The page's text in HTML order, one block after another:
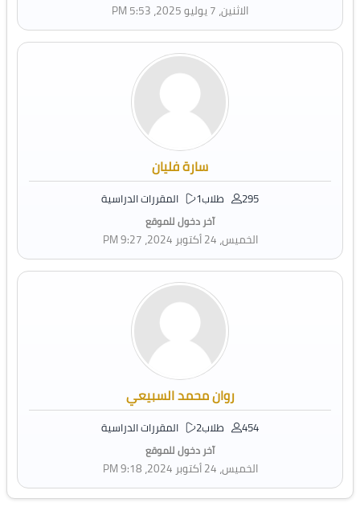
الاثنين، 7 يوليو 2025، 5:53 PM
سارة فليان
295 طلاب 1 المقررات الدراسية
آخر دخول للموقع
الخميس، 24 أكتوبر 2024، 9:27 PM
روان محمد السبيعي
454 طلاب 2 المقررات الدراسية
آخر دخول للموقع
الخميس، 24 أكتوبر 2024، 9:18 PM